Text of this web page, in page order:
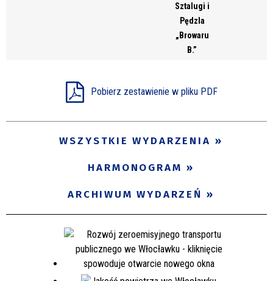
Sztalugi i
Pędzla
„Browaru
B.”
Pobierz zestawienie w pliku PDF
WSZYSTKIE WYDARZENIA
HARMONOGRAM
ARCHIWUM WYDARZEŃ